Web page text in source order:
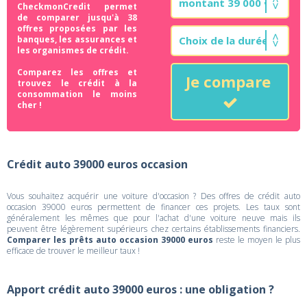
CheckmonCredit permet
de comparer jusqu'à 38
offres proposées par les
banques, les assurances et
les organismes de crédit.
Comparez les offres et
trouvez le crédit à la
consommation le moins
cher !
Je compare
Crédit auto 39000 euros occasion
Vous souhaitez acquérir une voiture d'occasion ? Des offres de crédit auto
occasion 39000 euros permettent de financer ces projets. Les taux sont
généralement les mêmes que pour l'achat d'une voiture neuve mais ils
peuvent être légèrement supérieurs chez certains établissements financiers.
Comparer les prêts auto occasion 39000 euros reste le moyen le plus
efficace de trouver le meilleur taux !
Apport crédit auto 39000 euros : une obligation ?